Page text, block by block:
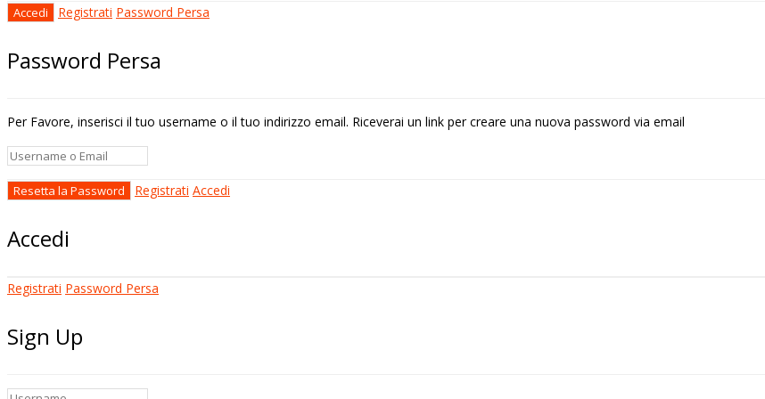
Registrati Password Persa
Password Persa
Per Favore, inserisci il tuo username o il tuo indirizzo email. Riceverai un link per creare una nuova password via email
Registrati Accedi
Accedi
Registrati Password Persa
Sign Up